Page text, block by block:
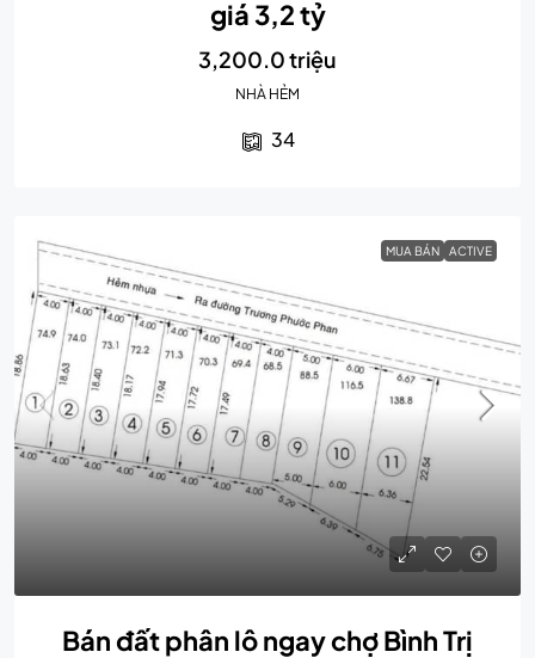
giá 3,2 tỷ
3,200.0 triệu
NHÀ HẺM
34
MUA BÁN ACTIVE
Bán đất phân lô ngay chợ Bình Trị